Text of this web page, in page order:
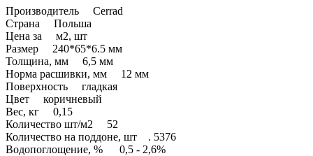
Производитель Cerrad
Страна Польша
Цена за м2, шт
Размер 240*65*6.5 мм
Толщина, мм 6,5 мм
Норма расшивки, мм 12 мм
Поверхность гладкая
Цвет коричневый
Вес, кг 0,15
Количество шт/м2 52
Количество на поддоне, шт . 5376
Водопоглощение, % 0,5 - 2,6%